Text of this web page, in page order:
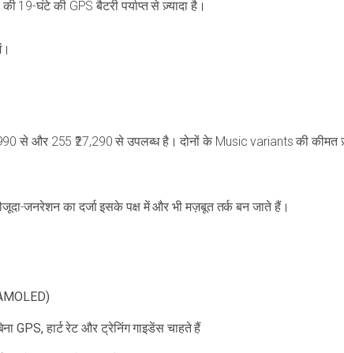
19-घंटे की GPS बैटरी पर्याप्त से ज़्यादा है।
से और 255 ₹27,290 से उपलब्ध है। दोनों के Music variants की कीमत
जनरेशन का दर्जा इसके पक्ष में और भी मज़बूत तर्क बन जाते हैं।
GPS, हार्ट रेट और ट्रेनिंग गाइडेंस चाहते हैं